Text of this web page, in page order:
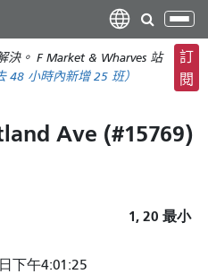
主
要
切
換
導
航
決。 F Market & Wharves 站
48 小時內新增 25 班）
訂
閱
Ave (#15769)
1, 20 最小
下午4:01:25